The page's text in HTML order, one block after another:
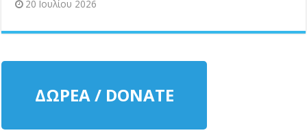
20 Ιουλίου 2026
ΔΩΡΕΑ / DONATE